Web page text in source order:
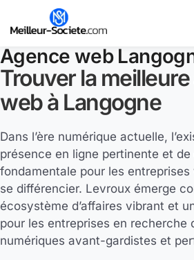
Agence web
Trouver la
web à Langogne
Dans l’ère numérique actuelle,
présence en ligne pertinente et de
fondamentale pour les
se différencier. Levroux émerge
écosystème d’affaires vibrant et
pour les entreprises en recherche
numériques avant-gardistes et